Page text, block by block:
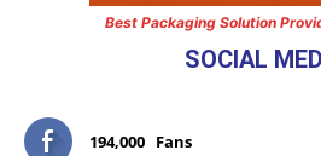
Best Packaging Solution
SOCIAL
194,000 Fans